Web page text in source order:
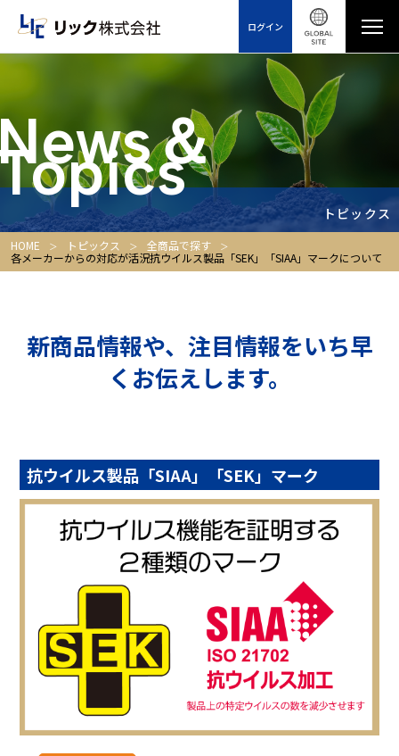
ログイン
＆
トピックス
HOME トピックス
全商品で探す
各メーカーからの対応が活況抗ウイルス製品「SEK」「SIAA」マークについて
新商品情報や、注目情報をいち早
くお伝えします。
抗ウイルス製品「SIAA」「SEK」マーク